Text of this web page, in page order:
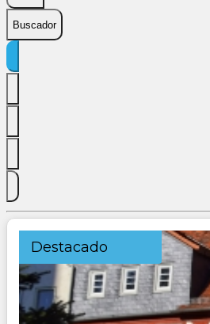
Buscador
Destacado